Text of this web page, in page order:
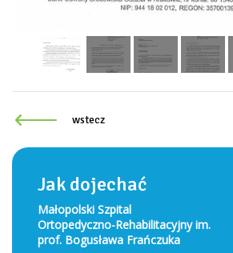
wstecz
Jak dojechać
Małopolski Szpital
Ortopedyczno-Rehabilitacyjny im.
prof. Bogusława Frańczuka